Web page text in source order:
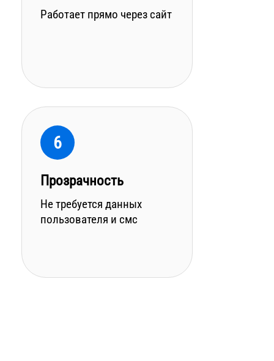
Работает прямо через сайт
6
Прозрачность
Не требуется данных
пользователя и смс